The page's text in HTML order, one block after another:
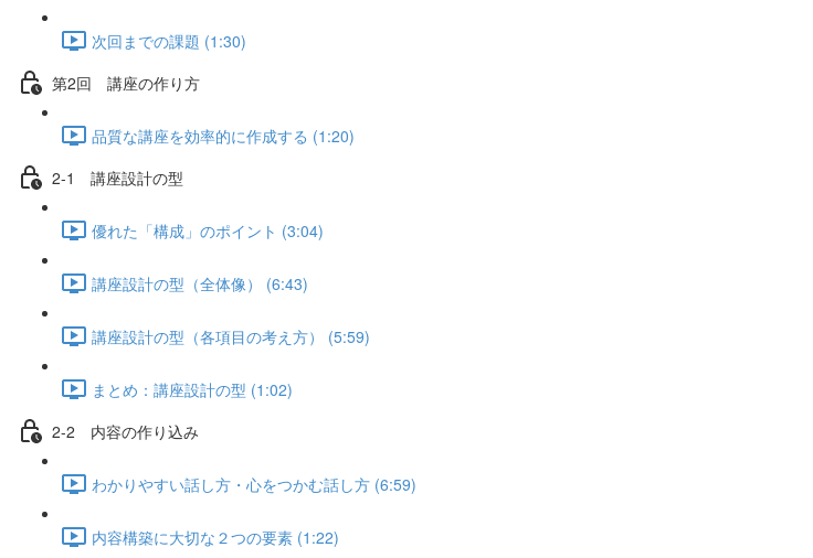
次回までの課題 (1:30)
第2回 講座の作り方
品質な講座を効率的に作成する (1:20)
2-1 講座設計の型
優れた「構成」のポイント (3:04)
講座設計の型（全体像） (6:43)
講座設計の型（各項目の考え方） (5:59)
まとめ：講座設計の型 (1:02)
2-2 内容の作り込み
わかりやすい話し方・心をつかむ話し方 (6:59)
内容構築に大切な２つの要素 (1:22)